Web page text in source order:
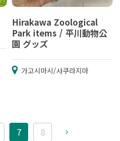
Hirakawa Zoological
Park items / 平川動物公
園 グッズ
가고시마시/사쿠라지마
7 8